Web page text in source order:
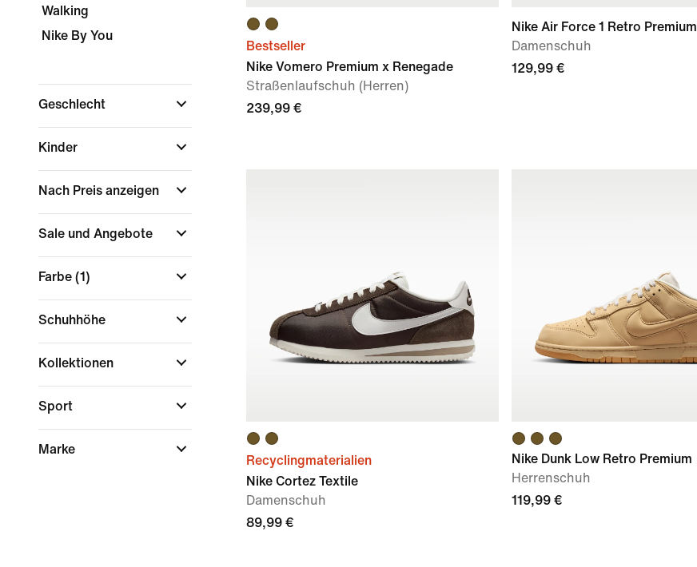
Walking
Nike By You
Geschlecht
Kinder
Nach Preis anzeigen
Sale und Angebote
Farbe(1)
Schuhhöhe
Kollektionen
Sport
Marke
Bestseller
Nike Vomero Premium x Renegade
Straßenlaufschuh (Herren)
239,99 €
Nike Air Force 1 Retro Premium
Damenschuh
129,99 €
Recyclingmaterialien
Nike Cortez Textile
Damenschuh
89,99 €
Nike Dunk Low Retro Premium
Herrenschuh
119,99 €